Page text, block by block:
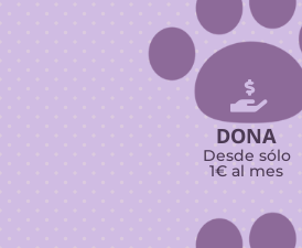

DONA
Desde sólo
1€ al mes